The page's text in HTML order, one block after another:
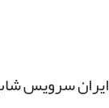
ایران سرویس